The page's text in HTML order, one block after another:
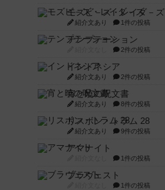
モズビ－ズ・レイダ－ズ
紹介文あり 1件の投稿
テンプテーション
2件の投稿
インドネシア
紹介文あり 2件の投稿
宵と暁の呪文書
紹介文あり 8件の投稿
リスボン・トラム 28
紹介文あり 9件の投稿
アマナイト
1件の投稿
ブラヴェスト
1件の投稿